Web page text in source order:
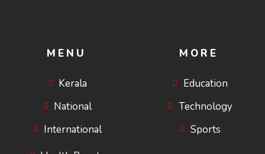
MENU
Kerala
National
International
MORE
Education
Technology
Sports